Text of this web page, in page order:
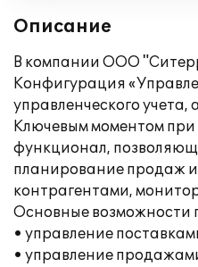
Описание
В компании ООО
Конфигурация
управленческого
Ключевым моментом при
функционал,
планирование продаж
контрагентами,
Основные возможности
• управление
• управление